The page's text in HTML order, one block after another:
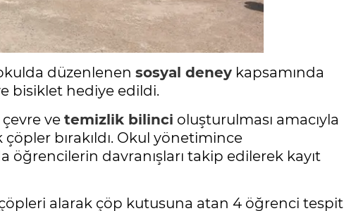
düzenlenen sosyal deney kapsamında
bisiklet hediye edildi.
ve temizlik bilinci oluşturulması amacıyla
bırakıldı. Okul yönetimince
öğrencilerin davranışları takip edilerek kayıt
alarak çöp kutusuna atan 4 öğrenci tespit